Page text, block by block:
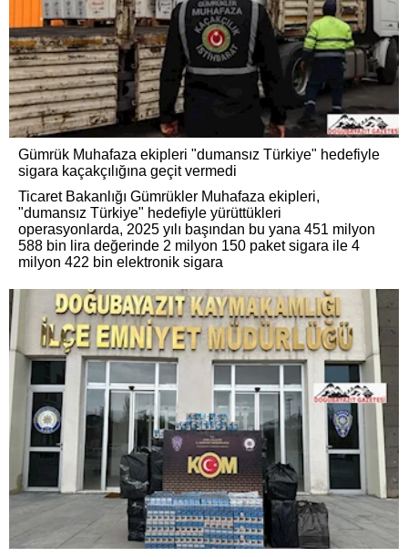
Gümrük Muhafaza ekipleri "dumansız Türkiye" hedefiyle
sigara kaçakçılığına geçit vermedi
Ticaret Bakanlığı Gümrükler Muhafaza ekipleri,
"dumansız Türkiye" hedefiyle yürüttükleri
operasyonlarda, 2025 yılı başından bu yana 451 milyon
588 bin lira değerinde 2 milyon 150 paket sigara ile 4
milyon 422 bin elektronik sigara